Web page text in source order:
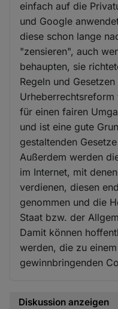
einfach auf die
und Google
diese schon lange
"zensieren", auch
behaupten, sie
Regeln und
für einen fairen
und ist eine gute
gestaltenden
Außerdem werden
im Internet, mit
verdienen, diesen
genommen und die
Staat bzw. der
Damit können
werden, die zu
gewinnbringenden
Diskussion anzeigen